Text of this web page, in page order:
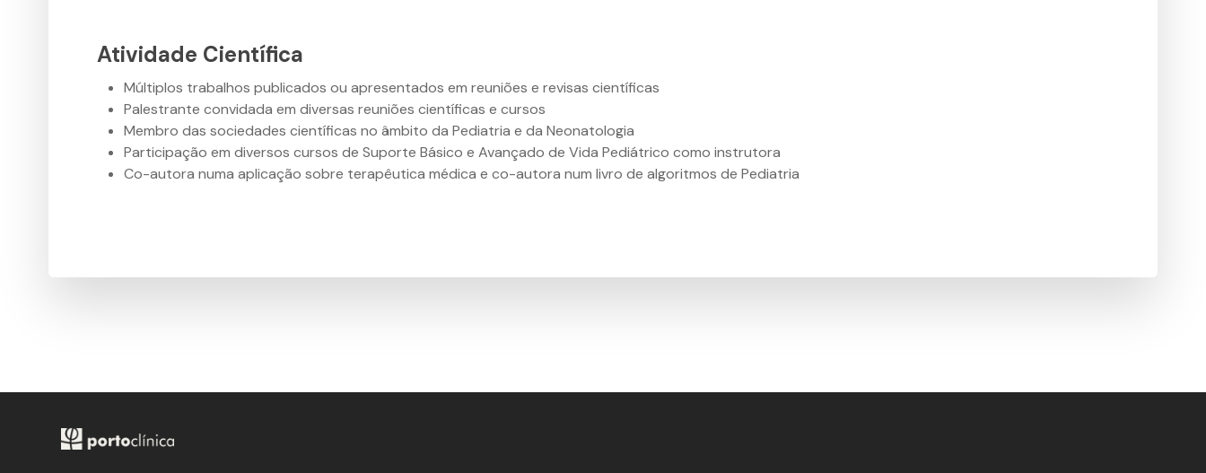
Atividade Científica
Múltiplos trabalhos publicados ou apresentados em reuniões e revisas científicas
Palestrante convidada em diversas reuniões científicas e cursos
Membro das sociedades científicas no âmbito da Pediatria e da Neonatologia
Participação em diversos cursos de Suporte Básico e Avançado de Vida Pediátrico como instrutora
Co-autora numa aplicação sobre terapêutica médica e co-autora num livro de algoritmos de Pediatria